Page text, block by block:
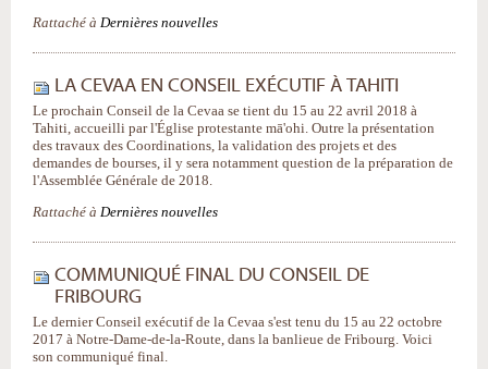
Rattaché à Dernières nouvelles
LA CEVAA EN CONSEIL EXÉCUTIF À TAHITI
Le prochain Conseil de la Cevaa se tient du 15 au 22 avril 2018 à
Tahiti, accueilli par l'Église protestante mā'ohi. Outre la présentation
des travaux des Coordinations, la validation des projets et des
demandes de bourses, il y sera notamment question de la préparation de
l'Assemblée Générale de 2018.
Rattaché à Dernières nouvelles
COMMUNIQUÉ FINAL DU CONSEIL DE
FRIBOURG
Le dernier Conseil exécutif de la Cevaa s'est tenu du 15 au 22 octobre
2017 à Notre-Dame-de-la-Route, dans la banlieue de Fribourg. Voici
son communiqué final.